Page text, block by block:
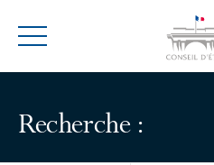
Menu
Recherche :